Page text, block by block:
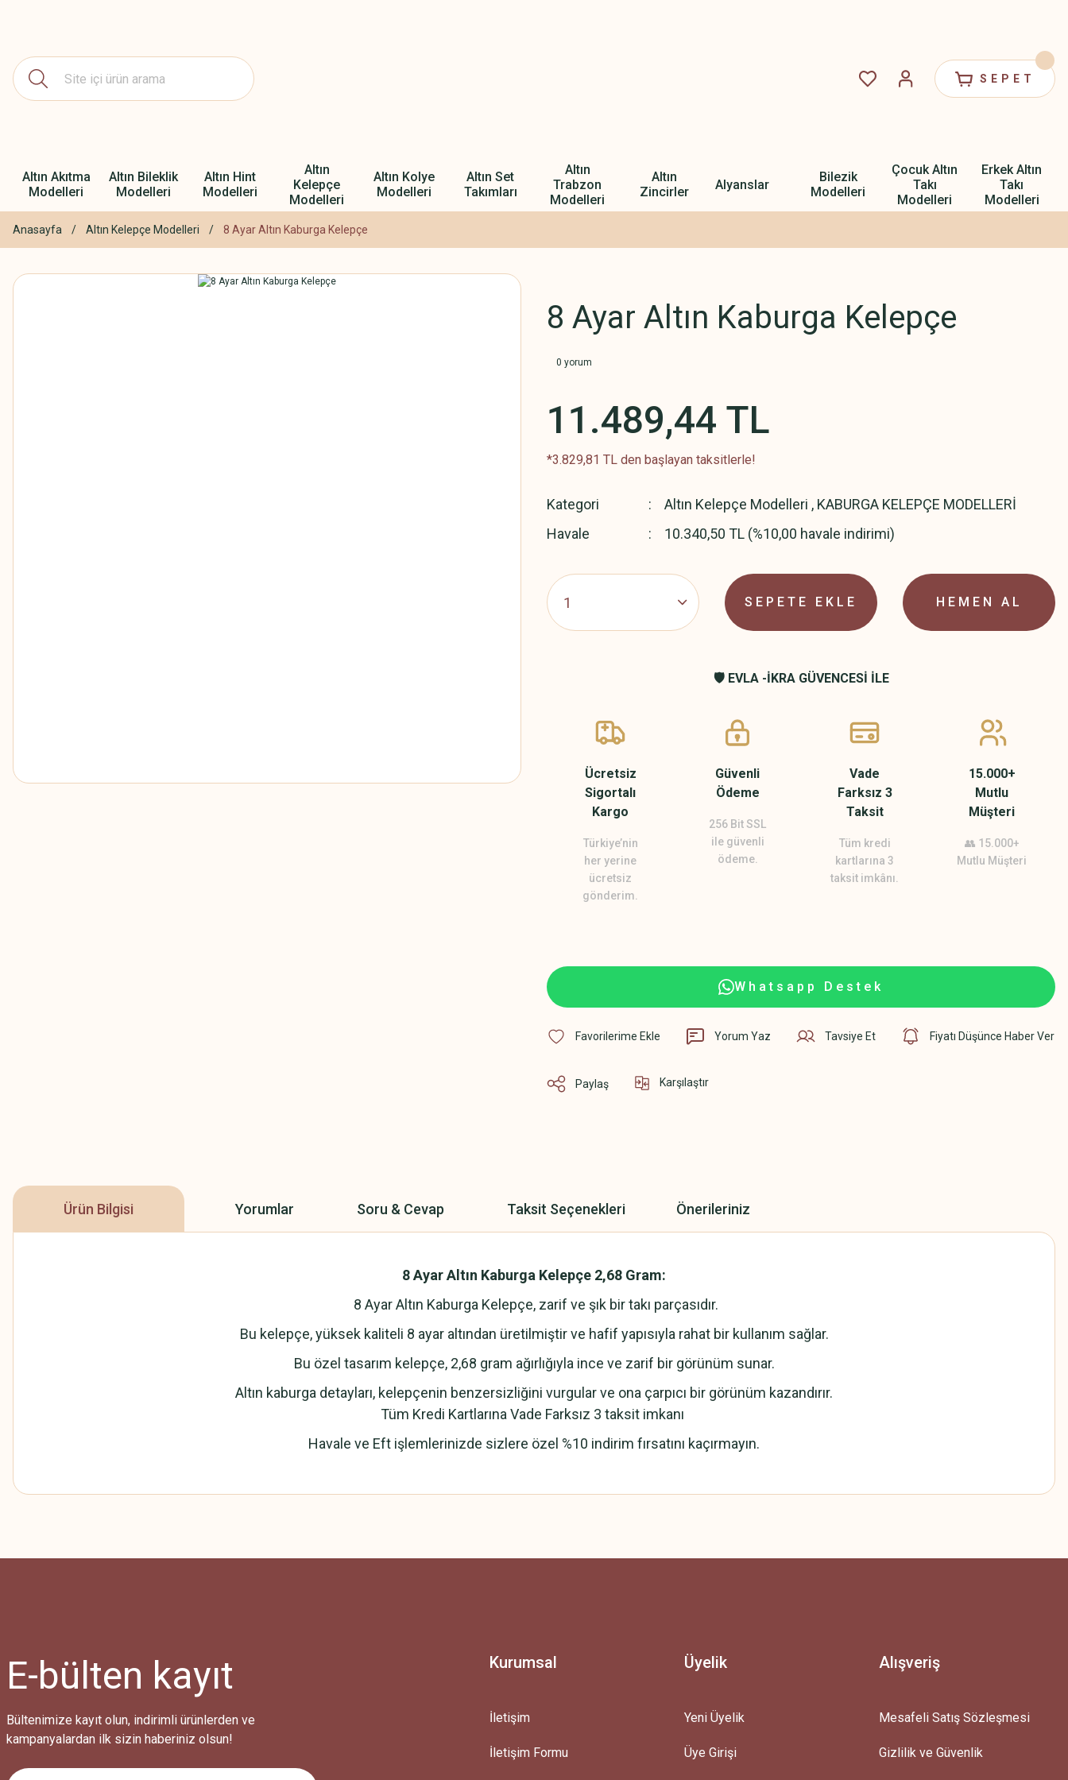
SEPET
Altın Akıtma
Modelleri
Altın Bileklik
Modelleri
Altın Hint
Modelleri
Altın
Kelepçe
Modelleri
Altın Kolye
Modelleri
Altın Set
Takımları
Altın
Trabzon
Modelleri
Altın
Zincirler
Alyanslar
Bilezik
Modelleri
Çocuk Altın
Takı
Modelleri
Erkek Altın
Takı
Modelleri
Anasayfa Altın Kelepçe Modelleri 8 Ayar Altın Kaburga Kelepçe
8 Ayar Altın Kaburga Kelepçe
0 yorum
11.489,44 TL
*3.829,81 TL den başlayan taksitlerle!
Kategori Altın Kelepçe Modelleri , KABURGA KELEPÇE MODELLERİ
Havale
10.340,50 TL (%10,00 havale indirimi)
SEPETE EKLE HEMEN AL
🛡️ EVLA -İKRA GÜVENCESİ İLE
Ücretsiz
Sigortalı
Kargo
Türkiye’nin
her yerine
ücretsiz
gönderim.
Güvenli
Ödeme
256 Bit SSL
ile güvenli
ödeme.
Vade
Farksız 3
Taksit
Tüm kredi
kartlarına 3
taksit imkânı.
15.000+
Mutlu
Müşteri
👥 15.000+
Mutlu Müşteri
Whatsapp Destek
Yorum Yaz Tavsiye Et Fiyatı Düşünce Haber Ver
Paylaş Karşılaştır
Ürün Bilgisi Yorumlar Soru & Cevap Taksit Seçenekleri Önerileriniz
8 Ayar Altın Kaburga Kelepçe 2,68 Gram:
8 Ayar Altın Kaburga Kelepçe, zarif ve şık bir takı parçasıdır.
Bu kelepçe, yüksek kaliteli 8 ayar altından üretilmiştir ve hafif yapısıyla rahat bir kullanım sağlar.
Bu özel tasarım kelepçe, 2,68 gram ağırlığıyla ince ve zarif bir görünüm sunar.
Altın kaburga detayları, kelepçenin benzersizliğini vurgular ve ona çarpıcı bir görünüm kazandırır.
Tüm Kredi Kartlarına Vade Farksız 3 taksit imkanı
Havale ve Eft işlemlerinizde sizlere özel %10 indirim fırsatını kaçırmayın.
Bu ürüne ilk yorumu siz yapın!
Ürün hakkında henüz soru sorulmamış.
Bu ürüne benzer farklı alternatifler olmalı.
E-bülten kayıt
Bültenimize kayıt olun, indirimli ürünlerden ve
kampanyalardan ilk sizin haberiniz olsun!
Kurumsal
İletişim
İletişim Formu
Üyelik
Yeni Üyelik
Üye Girişi
Alışveriş
Mesafeli Satış Sözleşmesi
Gizlilik ve Güvenlik